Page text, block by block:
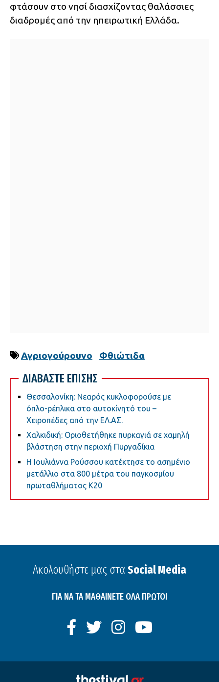
φτάσουν στο νησί διασχίζοντας θαλάσσιες
διαδρομές από την ηπειρωτική Ελλάδα.
Αγριογούρουνο Φθιώτιδα
ΔΙΑΒΑΣΤΕ ΕΠΙΣΗΣ
Θεσσαλονίκη: Νεαρός κυκλοφορούσε με
όπλο-ρέπλικα στο αυτοκίνητό του –
Χειροπέδες από την ΕΛ.ΑΣ.
Χαλκιδική: Οριοθετήθηκε πυρκαγιά σε χαμηλή
βλάστηση στην περιοχή Πυργαδίκια
Η Ιουλιάννα Ρούσσου κατέκτησε το ασημένιο
μετάλλιο στα 800 μέτρα του παγκοσμίου
πρωταθλήματος Κ20
Ακολουθήστε μας στα Social Media
ΓΙΑ ΝΑ ΤΑ ΜΑΘΑΙΝΕΤΕ ΟΛΑ ΠΡΩΤΟΙ